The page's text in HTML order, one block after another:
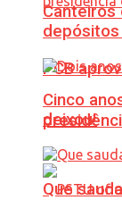
PCB
Canteiros
depósitos
Cinco
deixou!
Que